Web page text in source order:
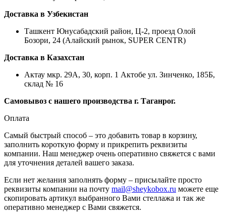
Доставка в Узбекистан
Ташкент Юнусабадский район, Ц-2, проезд Олой
Бозори, 24 (Алайский рынок, SUPER CENTR)
Доставка в Казахстан
Актау мкр. 29А, 30, корп. 1 Актобе ул. Зинченко, 185Б,
склад № 16
Самовывоз с нашего производства г. Таганрог.
Оплата
Самый быстрый способ – это добавить товар в корзину,
заполнить короткую форму и прикрепить реквизиты
компании. Наш менеджер очень оперативно свяжется с вами
для уточнения деталей вашего заказа.
Если нет желания заполнять форму – присылайте просто
реквизиты компании на почту mail@sheykobox.ru можете еще
скопировать артикул выбранного Вами стеллажа и так же
оперативно менеджер с Вами свяжется.